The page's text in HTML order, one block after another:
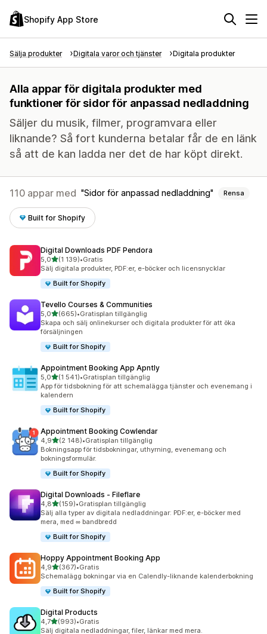
Shopify App Store
Sälja produkter Digitala varor och tjänster Digitala produkter
Alla appar för digitala produkter med
funktioner för sidor för anpassad nedladdning
Säljer du musik, filmer, programvara eller
liknande? Så fort kunderna betalar får de en länk
så att de kan ladda ner det de har köpt direkt.
110 appar med Sidor för anpassad nedladdning Rensa
Built for Shopify
Digital Downloads PDF Pendora
5,0av 5 stjärnor
(1 139)
1139 recensioner totalt
•Gratis
Sälj digitala produkter, PDF:er, e-böcker och licensnycklar
Built for Shopify
Tevello Courses & Communities
5,0av 5 stjärnor
(665)
665 recensioner totalt
•Gratisplan tillgänglig
Skapa och sälj onlinekurser och digitala produkter för att öka
försäljningen
Built for Shopify
Appointment Booking App Apntly
5,0av 5 stjärnor
(1 541)
1541 recensioner totalt
•Gratisplan tillgänglig
App för tidsbokning för att schemalägga tjänster och evenemang i
kalendern
Built for Shopify
Appointment Booking Cowlendar
4,9av 5 stjärnor
(2 148)
2148 recensioner totalt
•Gratisplan tillgänglig
Bokningsapp för tidsbokningar, uthyrning, evenemang och
bokningsformulär.
Built for Shopify
Digital Downloads ‑ Fileflare
4,8av 5 stjärnor
(159)
159 recensioner totalt
•Gratisplan tillgänglig
Sälj alla typer av digitala nedladdningar: PDF:er, e-böcker med
mera, med ∞ bandbredd
Built for Shopify
Hoppy Appointment Booking App
4,9av 5 stjärnor
(367)
367 recensioner totalt
•Gratis
Schemalägg bokningar via en Calendly-liknande kalenderbokning
Built for Shopify
Digital Products
4,7av 5 stjärnor
(993)
993 recensioner totalt
•Gratis
Sälj digitala nedladdningar, filer, länkar med mera.